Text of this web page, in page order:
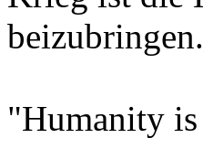
beizubringen.
"Humanity